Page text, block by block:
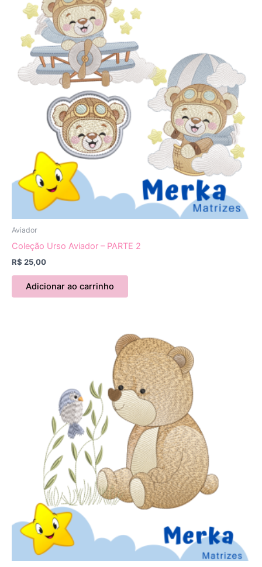
Aviador
Coleção Urso Aviador – PARTE 2
R$ 25,00
Adicionar ao carrinho